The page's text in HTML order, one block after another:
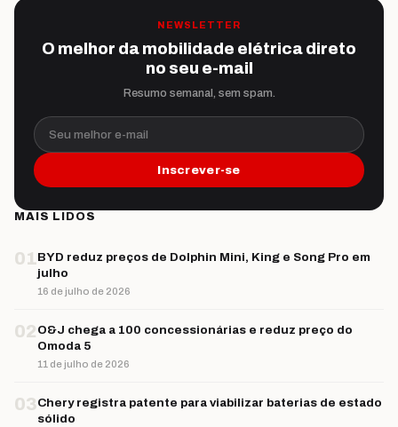
NEWSLETTER
O melhor da mobilidade elétrica direto
no seu e-mail
Resumo semanal, sem spam.
Seu melhor e-mail
Inscrever-se
MAIS LIDOS
01BYD reduz preços de Dolphin Mini, King e Song Pro em
julho
16 de julho de 2026
02 O&J chega a 100 concessionárias e reduz preço do
Omoda 5
11 de julho de 2026
03Chery registra patente para viabilizar baterias de estado
sólido